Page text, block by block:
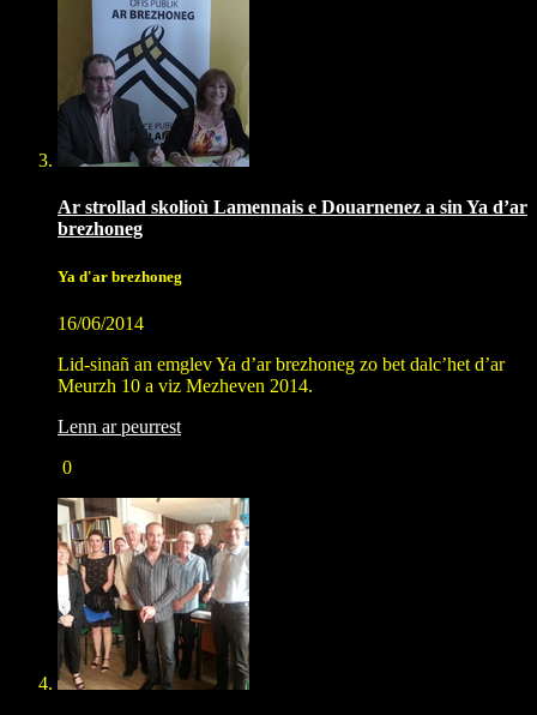
Ar strollad skolioù Lamennais e Douarnenez a sin Ya d’ar
brezhoneg
Ya d'ar brezhoneg
16/06/2014
Lid-sinañ an emglev Ya d’ar brezhoneg zo bet dalc’het d’ar
Meurzh 10 a viz Mezheven 2014.
Lenn ar peurrest
0